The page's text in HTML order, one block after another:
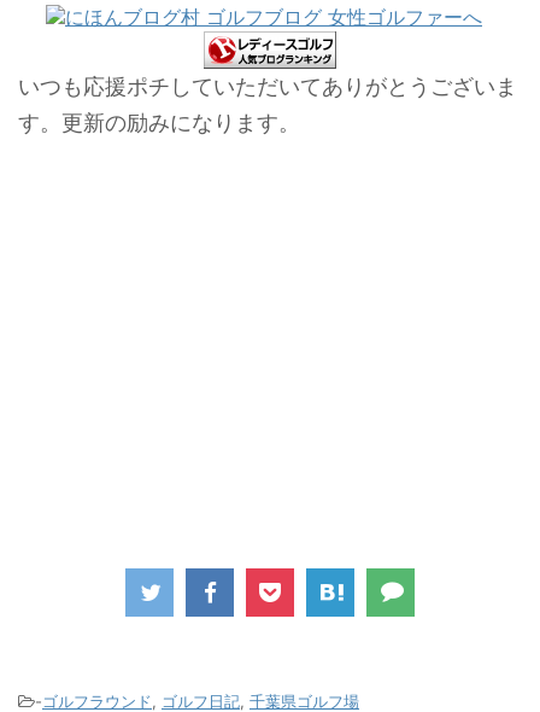
いつも応援ポチしていただいてありがとうございま
す。更新の励みになります。
-ゴルフラウンド, ゴルフ日記, 千葉県ゴルフ場